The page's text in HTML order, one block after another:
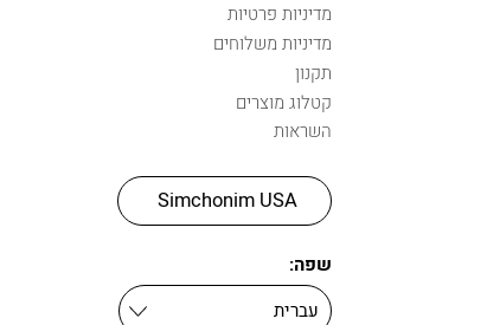
מדיניות פרטיות
מדיניות משלוחים
תקנון
קטלוג מוצרים
השראות
Simchonim USA
שפה: